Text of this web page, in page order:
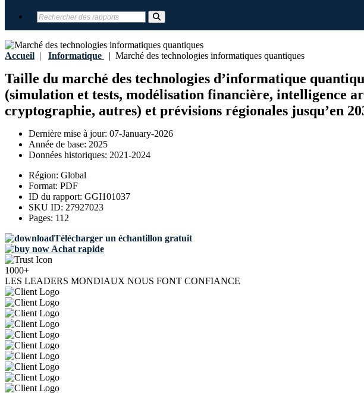
Accueil | Informatique | Marché des technologies informatiques quantiques
Taille du marché des technologies d’informatique
(simulation et tests, modélisation financière, intelligence
cryptographie, autres) et prévisions régionales jusqu’en
Dernière mise à jour: 07-January-2026
Année de base: 2025
Données historiques: 2021-2024
Région: Global
Format: PDF
ID du rapport: GGI101037
SKU ID: 27927023
Pages: 112
Télécharger un échantillon gratuit
Achat rapide
1000+
LES LEADERS MONDIAUX NOUS FONT CONFIANCE